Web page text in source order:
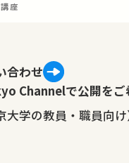
座
合わせ
Channelで公開をご
大学の教員・職員向け